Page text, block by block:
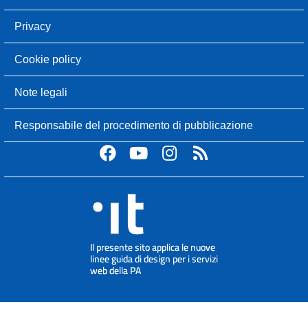
Privacy
Cookie policy
Note legali
Responsabile del procedimento di pubblicazione